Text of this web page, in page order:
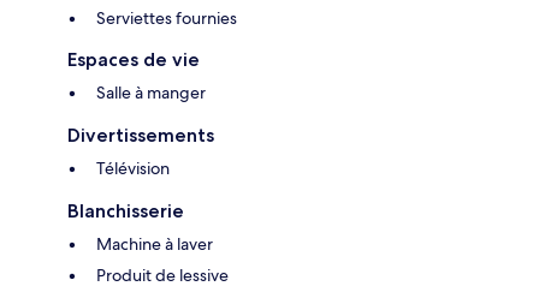
Serviettes fournies
Espaces de vie
Salle à manger
Divertissements
Télévision
Blanchisserie
Machine à laver
Produit de lessive